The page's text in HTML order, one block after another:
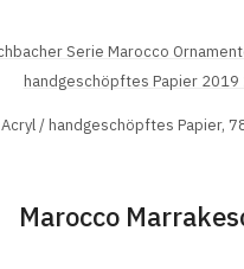
Acryl / handgeschöpftes Papier,
Marocco